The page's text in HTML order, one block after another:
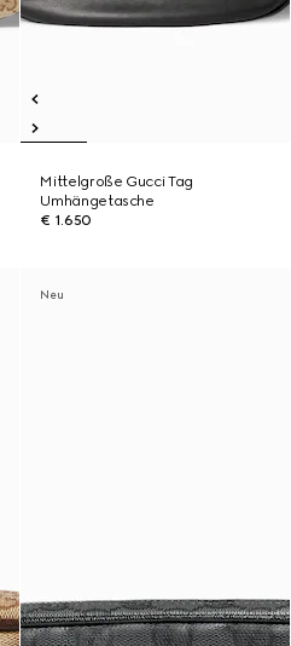
Mittelgroße Gucci Tag
Umhängetasche
€ 1.650
Neu